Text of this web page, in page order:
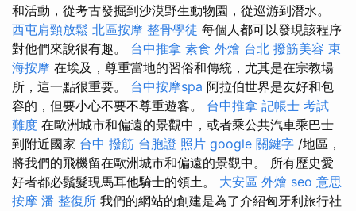
和活動，從考古發掘到沙漠野生動物園，從巡游到潛水。
西屯肩頸放鬆 北區按摩 整骨學徒 每個人都可以發現該程序
對他們來說很有趣。 台中推拿 素食 外燴 台北 撥筋美容 東
海按摩 在埃及，尊重當地的習俗和傳統，尤其是在宗教場
所，這一點很重要。 台中按摩spa 阿拉伯世界是友好和包
容的，但要小心不要不尊重遊客。 台中推拿 記帳士 考試
難度 在歐洲城市和偏遠的景觀中，或者乘公共汽車乘巴士
到附近國家 台中 撥筋 台胞證 照片 google 關鍵字 /地區，
將我們的飛機留在歐洲城市和偏遠的景觀中。 所有歷史愛
好者都必鬚髮現馬耳他騎士的領土。 大安區 外燴 seo 意思
按摩 潘 整復所 我們的網站的創建是為了介紹匈牙利旅行社